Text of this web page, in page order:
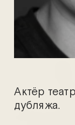
Актёр
дубляжа.